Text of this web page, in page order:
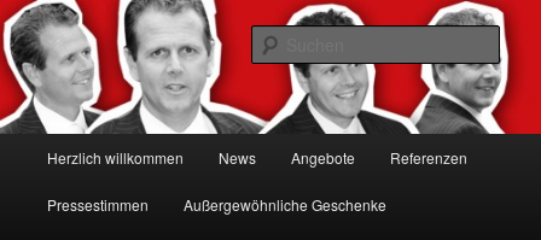
Zum
primären
Inhalt
springenRalf Schmitz: Experte für
Hackervorträge & Live-Hacking
Shows
Hacker-Vorträge, Tauchen Sie ein in die Welt der Cybersicherheit mit Ralf
Schmitz. Erleben Sie Live-Hacking, gewinnen Sie wertvolle Einblicke &
schützen Sie sich effektiv.
Herzlich willkommen News Angebote Referenzen
Pressestimmen Außergewöhnliche Geschenke